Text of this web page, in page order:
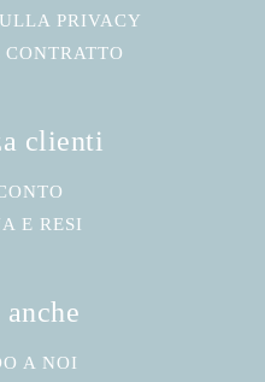
PRIVACY
CONTRATTO
clienti
E RESI
A NOI